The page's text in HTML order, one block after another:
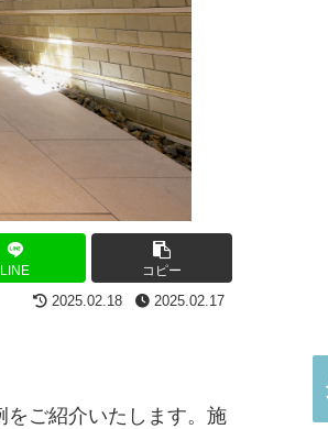
LINE コピー
2025.02.18 2025.02.17
をご紹介いたします。施